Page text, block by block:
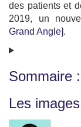
des patients et
2019, un
Grand Angle].
Sommaire :
Les